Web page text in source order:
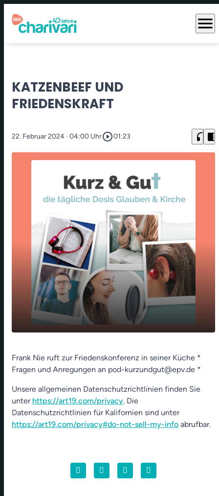
menu
KATZENBEEF UND
FRIEDENSKRAFT
22. Februar 2024 · 04:00 Uhrplay_circle_outline01:23 headphones chrome_reader_mode
play_arrow
00:00 01:23
Frank Nie ruft zur Friedenskonferenz in seiner Küche *
Fragen und Anregungen an pod-kurzundgut@epv.de *
Unsere allgemeinen Datenschutzrichtlinien finden Sie
unter https://art19.com/privacy. Die
Datenschutzrichtlinien für Kalifornien sind unter
https://art19.com/privacy#do-not-sell-my-info abrufbar.